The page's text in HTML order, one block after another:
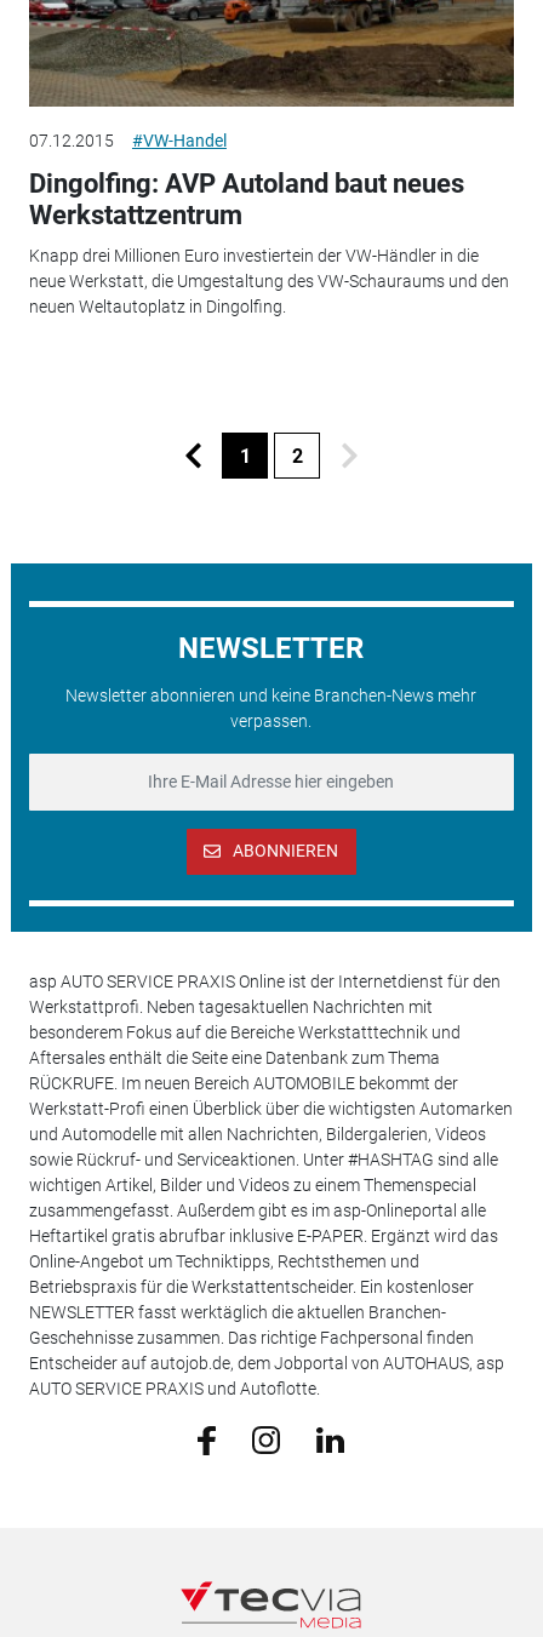
07.12.2015 #VW-Handel
Dingolfing: AVP Autoland baut neues
Werkstattzentrum
Knapp drei Millionen Euro investiertein der VW-Händler in die
neue Werkstatt, die Umgestaltung des VW-Schauraums und den
neuen Weltautoplatz in Dingolfing.
1 2
NEWSLETTER
Newsletter abonnieren und keine Branchen-News mehr
verpassen.
ABONNIEREN
asp AUTO SERVICE PRAXIS Online ist der Internetdienst für den
Werkstattprofi. Neben tagesaktuellen Nachrichten mit
besonderem Fokus auf die Bereiche Werkstatttechnik und
Aftersales enthält die Seite eine Datenbank zum Thema
RÜCKRUFE. Im neuen Bereich AUTOMOBILE bekommt der
Werkstatt-Profi einen Überblick über die wichtigsten Automarken
und Automodelle mit allen Nachrichten, Bildergalerien, Videos
sowie Rückruf- und Serviceaktionen. Unter #HASHTAG sind alle
wichtigen Artikel, Bilder und Videos zu einem Themenspecial
zusammengefasst. Außerdem gibt es im asp-Onlineportal alle
Heftartikel gratis abrufbar inklusive E-PAPER. Ergänzt wird das
Online-Angebot um Techniktipps, Rechtsthemen und
Betriebspraxis für die Werkstattentscheider. Ein kostenloser
NEWSLETTER fasst werktäglich die aktuellen Branchen-
Geschehnisse zusammen. Das richtige Fachpersonal finden
Entscheider auf autojob.de, dem Jobportal von AUTOHAUS, asp
AUTO SERVICE PRAXIS und Autoflotte.